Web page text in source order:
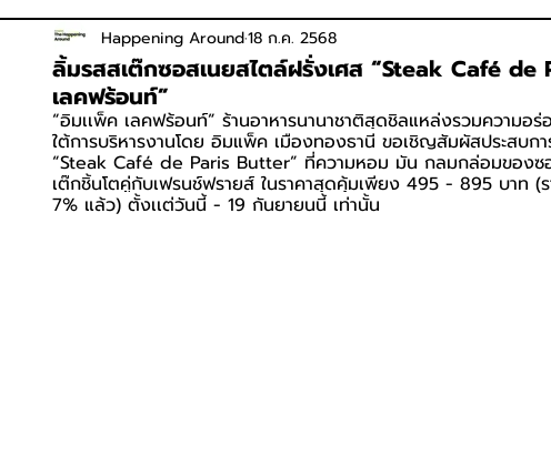
ENTERTAINMENT HEALTH EDUCATION
SPOTLIGHT TRY
ลิ้มรสสเต๊กซอสเนยสไตล์ฝรั่งเศส “Steak Café de
เลคฟร้อนท์”
Happening Around18 ก.ค. 2568
“อิมเเพ็ค เลคฟร้อนท์” ร้านอาหารนานาชาติสุดชิลแหล่งรวมความอ
ใต้การบริหารงานโดย อิมแพ็ค เมืองทองธานี ขอเชิญสัมผัสประสบก
“Steak Café de Paris Butter” ที่ความหอม มัน กลมกล่อมของซอ
เต๊กชิ้นโตคู่กับเฟรนช์ฟรายส์ ในราคาสุดคุ้มเพียง 495 - 895 บาท (
7% แล้ว) ตั้งเเต่วันนี้ - 19 กันยายนนี้ เท่านั้น